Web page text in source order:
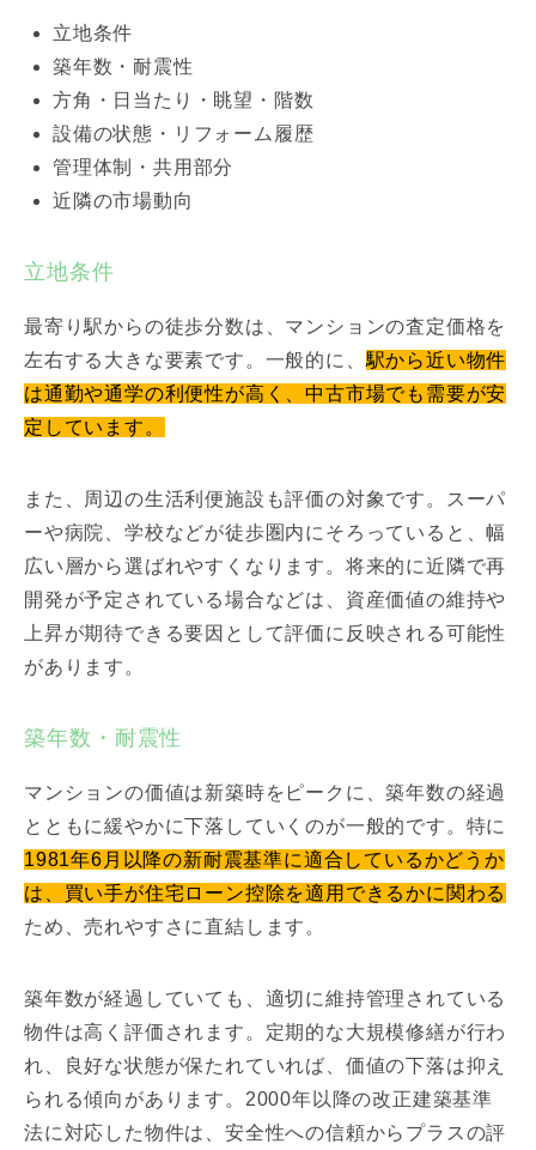
立地条件
築年数・耐震性
方角・日当たり・眺望・階数
設備の状態・リフォーム履歴
管理体制・共用部分
近隣の市場動向
立地条件
最寄り駅からの徒歩分数は、マンションの査定価格を
左右する大きな要素です。一般的に、 駅から近い物件
は通勤や通学の利便性が高く、中古市場でも需要が安
定しています。
また、周辺の生活利便施設も評価の対象です。スーパ
ーや病院、学校などが徒歩圏内にそろっていると、幅
広い層から選ばれやすくなります。将来的に近隣で再
開発が予定されている場合などは、資産価値の維持や
上昇が期待できる要因として評価に反映される可能性
があります。
築年数・耐震性
マンションの価値は新築時をピークに、築年数の経過
とともに緩やかに下落していくのが一般的です。特に
1981年6月以降の新耐震基準に適合しているかどうか
は、買い手が住宅ローン控除を適用できるかに関わる
ため、売れやすさに直結します。
築年数が経過していても、適切に維持管理されている
物件は高く評価されます。定期的な大規模修繕が行わ
れ、良好な状態が保たれていれば、価値の下落は抑え
られる傾向があります。2000年以降の改正建築基準
法に対応した物件は、安全性への信頼からプラスの評